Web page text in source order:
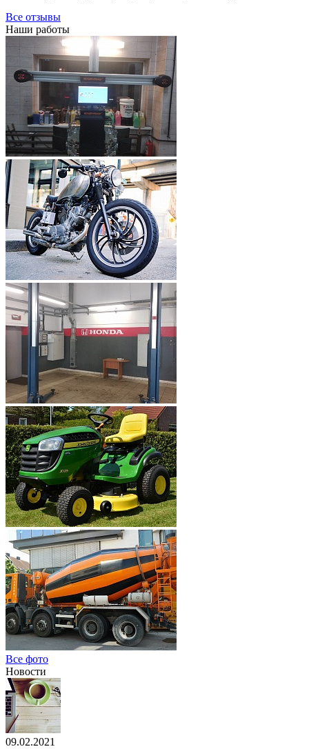
Все отзывы
Наши работы
Все фото
Новости
09.02.2021